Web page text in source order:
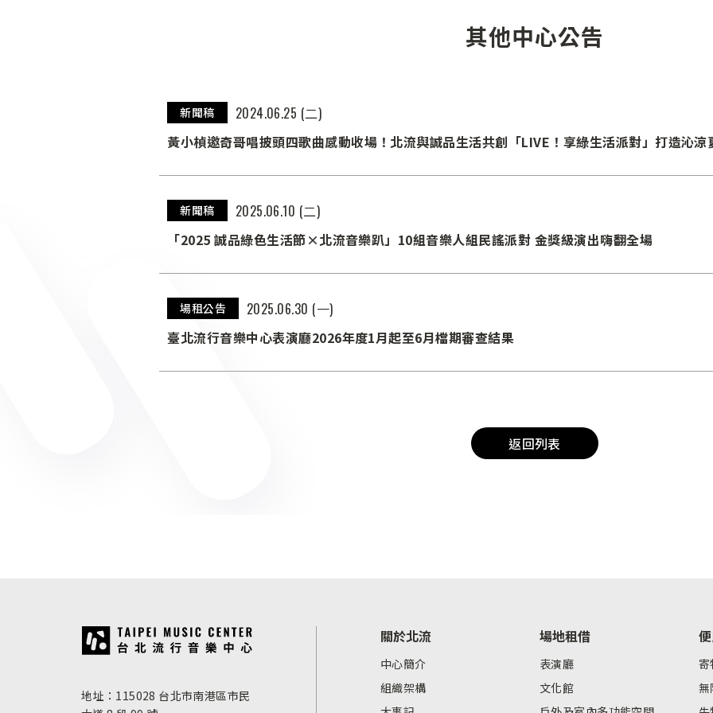
其他中心公告
新聞稿
2024.06.25 (二)
黃小楨邀奇哥唱披頭四歌曲感動收場！北流與誠品生活共創「LIVE！享綠生活派對」打造沁涼
新聞稿
2025.06.10 (二)
「2025 誠品綠色生活節×北流音樂趴」10組音樂人組民謠派對 金獎級演出嗨翻全場
場租公告
2025.06.30 (一)
臺北流行音樂中心表演廳2026年度1月起至6月檔期審查結果
返回列表
:::
地址：115028 台北市南港區市民
關於北流
中心簡介
組織架構
場地租借
表演廳
文化館
寄
無